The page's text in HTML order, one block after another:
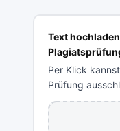
Text
Per Klick
Prüfung